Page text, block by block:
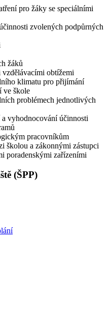
pro žáky se speciálními
zvolených podpůrných
žáků
obtížemi
klimatu pro přijímání
ve škole
problémech jednotlivých
vyhodnocování účinnosti
pracovníkům
školou a zákonnými zástupci
poradenskými zařízeními
(ŠPP)